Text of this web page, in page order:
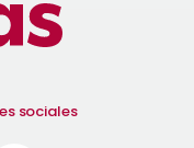
sociales